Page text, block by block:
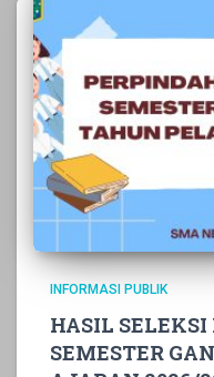
INFORMASI PUBLIK
HASIL
SEMESTER